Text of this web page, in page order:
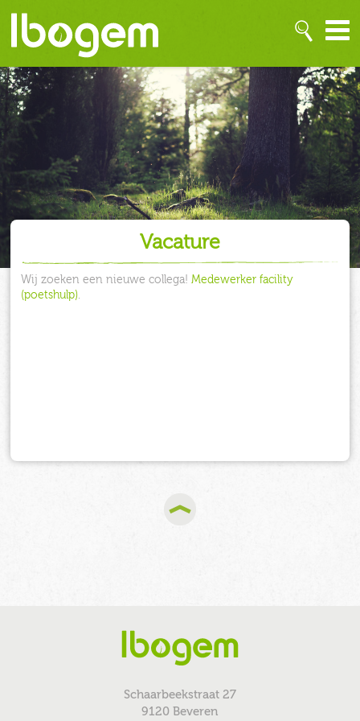
Vacature
Wij zoeken een nieuwe collega!Medewerker facility
(poetshulp).
Schaarbeekstraat 27
9120 Beveren